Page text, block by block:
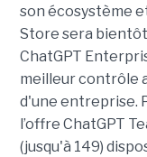
son écosystème
Store sera
ChatGPT
meilleur contrôle
d'une entreprise.
l’offre ChatGPT
(jusqu'à 149)